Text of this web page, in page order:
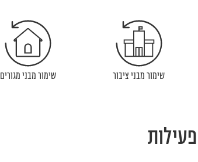
שימור מבני ציבור שימור מבני מגורים